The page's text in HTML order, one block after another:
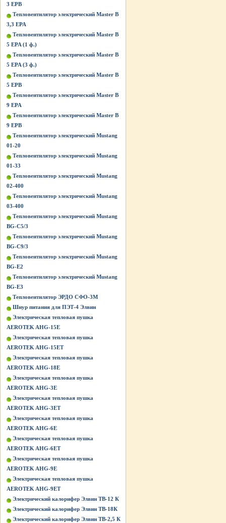
3 EPB
Тепловентилятор электрический Master B
3,3 EPA
Тепловентилятор электрический Master B
5 EPA (1 ф.)
Тепловентилятор электрический Master B
5 EPA (3 ф.)
Тепловентилятор электрический Master B
5 EPB
Тепловентилятор электрический Master B
9 EPA
Тепловентилятор электрический Master B
9 EPB
Тепловентилятор электрический Mustang
01-20
Тепловентилятор электрический Mustang
01-33
Тепловентилятор электрический Mustang
02-400
Тепловентилятор электрический Mustang
03-400
Тепловентилятор электрический Mustang
BG-C5/3
Тепловентилятор электрический Mustang
BG-C9/3
Тепловентилятор электрический Mustang
BG-Е2
Тепловентилятор электрический Mustang
BG-Е3
Тепловентилятор ЭРДО СФО-3М
Шнур питания для ПЭТ-4 Элвин
Электрическая тепловая пушка
AEROTEK AHG-15E
Электрическая тепловая пушка
AEROTEK AHG-15ET
Электрическая тепловая пушка
AEROTEK AHG-18E
Электрическая тепловая пушка
AEROTEK AHG-3E
Электрическая тепловая пушка
AEROTEK AHG-3ET
Электрическая тепловая пушка
AEROTEK AHG-6E
Электрическая тепловая пушка
AEROTEK AHG-6ET
Электрическая тепловая пушка
AEROTEK AHG-9E
Электрическая тепловая пушка
AEROTEK AHG-9ET
Электрический калорифер Элвин ТВ-12 К
Электрический калорифер Элвин ТВ-18К
Электрический калорифер Элвин ТВ-2,5 К